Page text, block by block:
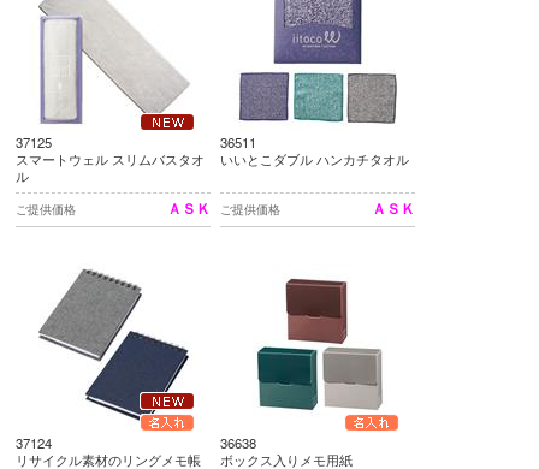
37125
スマートウェル スリムバスタオ
ル
ご提供価格 ＡＳＫ
36511
いいとこダブル ハンカチタオル
ご提供価格 ＡＳＫ
37124
リサイクル素材のリングメモ帳
36638
ボックス入りメモ用紙